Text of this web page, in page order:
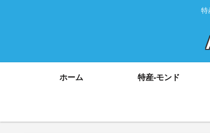
特
ホーム 特産-モンド